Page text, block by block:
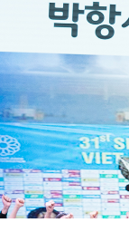
학교상징
학교 CI
교직원현황
학생현황
위치/전화
전경사진